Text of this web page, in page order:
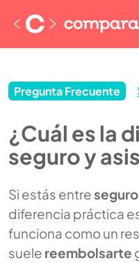
Pregunta Frecuente
¿Cuál es la
seguro y
Si estás entre
diferencia práctica
funciona como un
suele reembolsarte